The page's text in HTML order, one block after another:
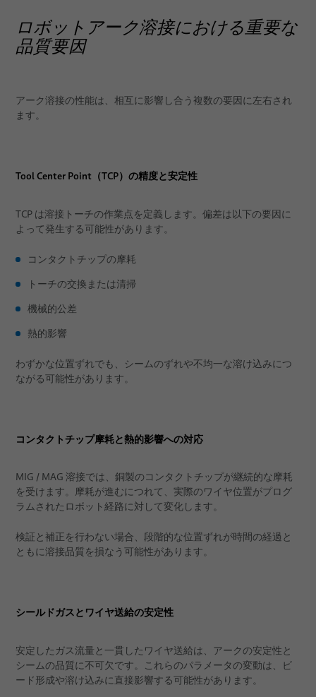
ロボットアーク溶接における重要な
品質要因
アーク溶接の性能は、相互に影響し合う複数の要因に左右され
ます。
Tool Center Point（TCP）の精度と安定性
TCP は溶接トーチの作業点を定義します。偏差は以下の要因に
よって発生する可能性があります。
コンタクトチップの摩耗
トーチの交換または清掃
機械的公差
熱的影響
わずかな位置ずれでも、シームのずれや不均一な溶け込みにつ
ながる可能性があります。
コンタクトチップ摩耗と熱的影響への対応
MIG / MAG 溶接では、銅製のコンタクトチップが継続的な摩耗
を受けます。摩耗が進むにつれて、実際のワイヤ位置がプログ
ラムされたロボット経路に対して変化します。
検証と補正を行わない場合、段階的な位置ずれが時間の経過と
ともに溶接品質を損なう可能性があります。
シールドガスとワイヤ送給の安定性
安定したガス流量と一貫したワイヤ送給は、アークの安定性と
シームの品質に不可欠です。これらのパラメータの変動は、ビ
ード形成や溶け込みに直接影響する可能性があります。